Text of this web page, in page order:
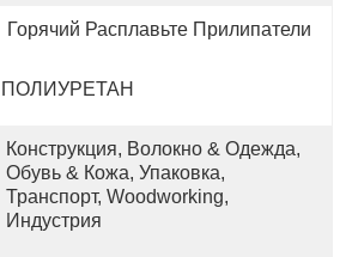
Горячий Расплавьте Прилипатели
ПОЛИУРЕТАН
Конструкция, Волокно & Одежда,
Обувь & Кожа, Упаковка,
Транспорт, Woodworking,
Индустрия